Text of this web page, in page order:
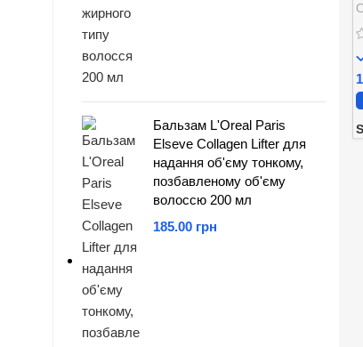
Бальзам L'Oreal Paris
Elseve Collagen Lifter для
надання об'єму тонкому,
позбавленому об'єму
волоссю 200 мл
грн